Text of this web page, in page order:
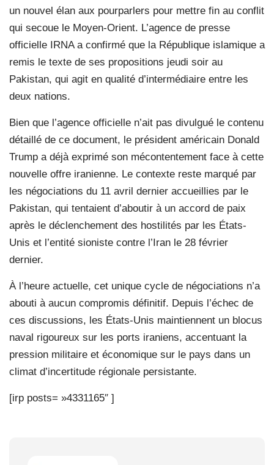
un nouvel élan aux pourparlers pour mettre fin au conflit
qui secoue le Moyen-Orient. L’agence de presse
officielle IRNA a confirmé que la République islamique a
remis le texte de ses propositions jeudi soir au
Pakistan, qui agit en qualité d’intermédiaire entre les
deux nations.
Bien que l’agence officielle n’ait pas divulgué le contenu
détaillé de ce document, le président américain Donald
Trump a déjà exprimé son mécontentement face à cette
nouvelle offre iranienne. Le contexte reste marqué par
les négociations du 11 avril dernier accueillies par le
Pakistan, qui tentaient d’aboutir à un accord de paix
après le déclenchement des hostilités par les États-
Unis et l’entité sioniste contre l’Iran le 28 février
dernier.
À l’heure actuelle, cet unique cycle de négociations n’a
abouti à aucun compromis définitif. Depuis l’échec de
ces discussions, les États-Unis maintiennent un blocus
naval rigoureux sur les ports iraniens, accentuant la
pression militaire et économique sur le pays dans un
climat d’incertitude régionale persistante.
[irp posts= »4331165″ ]